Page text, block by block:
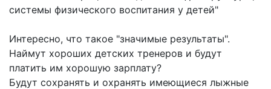
системы физического воспитания у детей"
Интересно, что такое "значимые результаты".
Наймут хороших детских тренеров и будут
платить им хорошую зарплату?
Будут сохранять и охранять имеющиеся лыжные